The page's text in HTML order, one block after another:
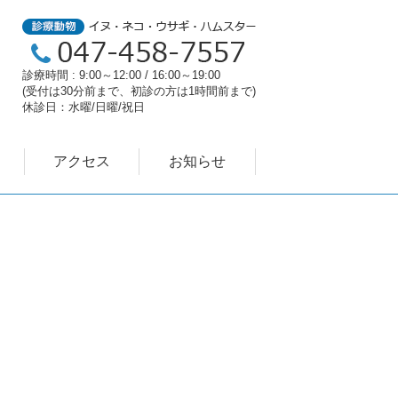
診療時間 : 9:00～12:00 / 16:00～19:00
(受付は30分前まで、初診の方は1時間前まで)
休診日：水曜/日曜/祝日
アクセス お知らせ